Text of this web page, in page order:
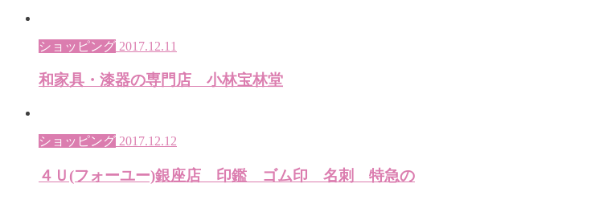
ショッピング 2017.12.11
和家具・漆器の専門店 小林宝林堂
ショッピング 2017.12.12
４Ｕ(フォーユー)銀座店 印鑑 ゴム印 名刺 特急の